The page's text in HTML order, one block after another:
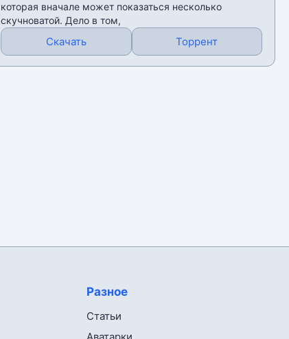
которая вначале может показаться несколько
скучноватой. Дело в том,
Скачать Торрент
Разное
Статьи